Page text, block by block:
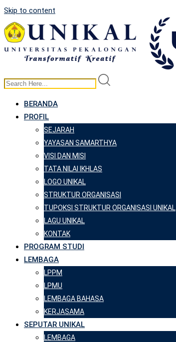
Skip to content
BERANDA
PROFIL
SEJARAH
YAYASAN SAMARTHYA
VISI DAN MISI
TATA NILAI IKHLAS
LOGO UNIKAL
STRUKTUR ORGANISASI
TUPOKSI STRUKTUR ORGANISASI UNIKAL
LAGU UNIKAL
KONTAK
PROGRAM STUDI
LEMBAGA
LPPM
LPMU
LEMBAGA BAHASA
KERJASAMA
SEPUTAR UNIKAL
LEMBAGA